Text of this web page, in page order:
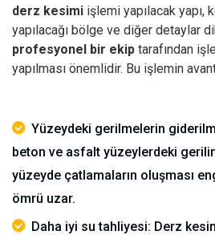
derz kesimi işlemi yapılacak yapı,
yapılacağı bölge ve diğer detaylar
profesyonel bir ekip tarafından
yapılması önemlidir. Bu işlemin
Yüzeydeki gerilmelerin
beton ve asfalt yüzeylerdeki
yüzeyde çatlamaların oluşması
ömrü uzar.
Daha iyi su tahliyesi: Derz